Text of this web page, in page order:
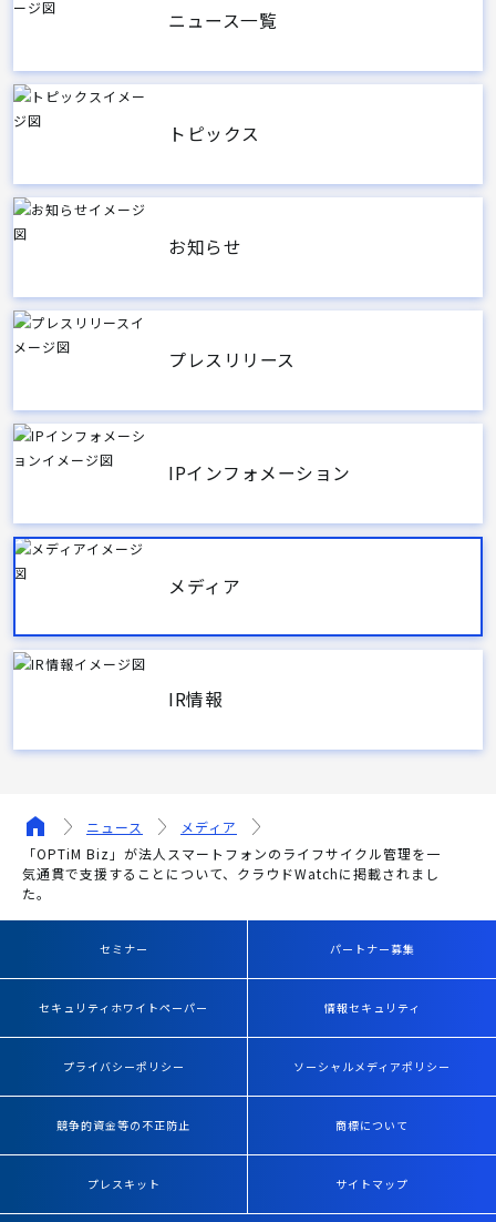
ニュース一覧
トピックス
お知らせ
プレスリリース
IPインフォメーション
メディア
IR情報
ニュース
メディア
「OPTiM Biz」が法人スマートフォンのライフサイクル管理を一
気通貫で支援することについて、クラウドWatchに掲載されまし
た。
セミナー パートナー募集
セキュリティホワイトペーパー 情報セキュリティ
プライバシーポリシー ソーシャルメディアポリシー
競争的資金等の不正防止 商標について
プレスキット サイトマップ